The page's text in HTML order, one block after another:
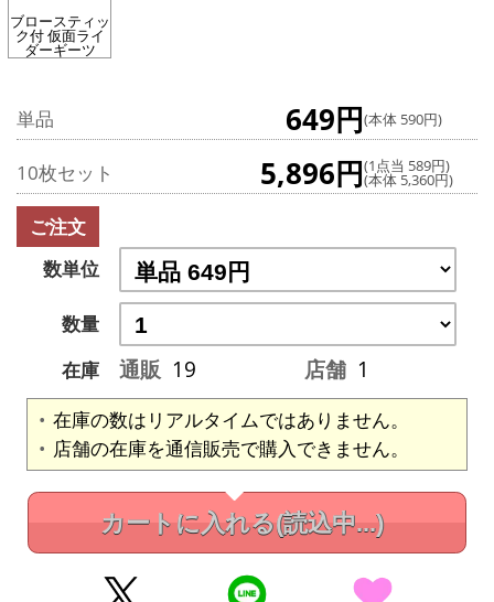
ブロースティッ
ク付 仮面ライ
ダーギーツ
単品 649円(本体 590円)
10枚セット 5,896円(1点当 589円)
(本体 5,360円)
ご注文
数単位
数量
在庫
通販 19 店舗 1
在庫の数はリアルタイムではありません。
店舗の在庫を通信販売で購入できません。
カートに入れる(読込中...)